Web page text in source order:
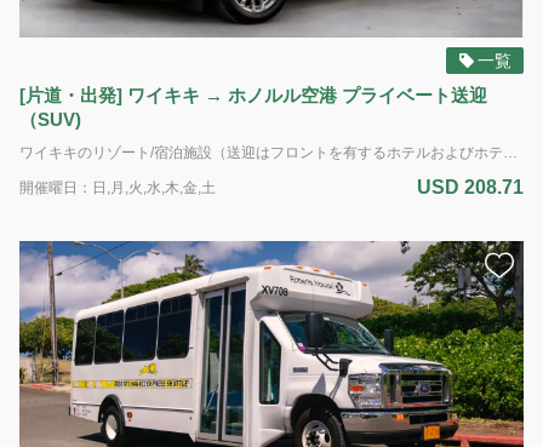
一覧
[片道・出発] ワイキキ → ホノルル空港 プライベート送迎
（SUV)
ワイキキのリゾート/宿泊施設（送迎はフロントを有するホテルおよびホテル管理体制のあるコンドミニアムのみ）からホノルル空港（ダニエル・K・イノウエ国際空港）へのプライベート送迎サービス。 出発専用 車種：SUV 定員：最大5名様＆6個のお荷物 *追加のお荷物、大型の荷物、サーフボード、または自転車の持ち込みはできません。
開催曜日：日,月,火,水,木,金,土 USD 208.71